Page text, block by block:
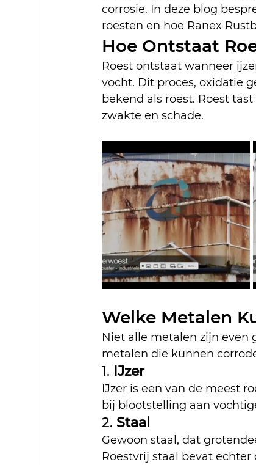
corrosie. In deze blog
roesten en hoe Ranex
Hoe Ontstaat
Roest ontstaat wanneer
vocht. Dit proces, oxidatie
bekend als roest. Roest
zwakte en schade.
Welke Metalen
Niet alle metalen zijn even
metalen die kunnen
1. IJzer
IJzer is een van de meest
bij blootstelling aan
2. Staal
Gewoon staal, dat
Roestvrij staal bevat